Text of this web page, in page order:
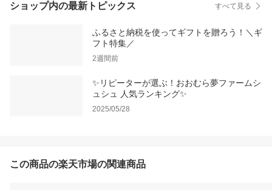
ショップ内の最新トピックス すべて見る
ふるさと納税を使ってギフトを贈ろう！＼ギ
フト特集／
2週間前
✨リピーターが選ぶ！おおむら夢ファームシ
ュシュ 人気ランキング✨
2025/05/28
この商品の楽天市場の関連商品